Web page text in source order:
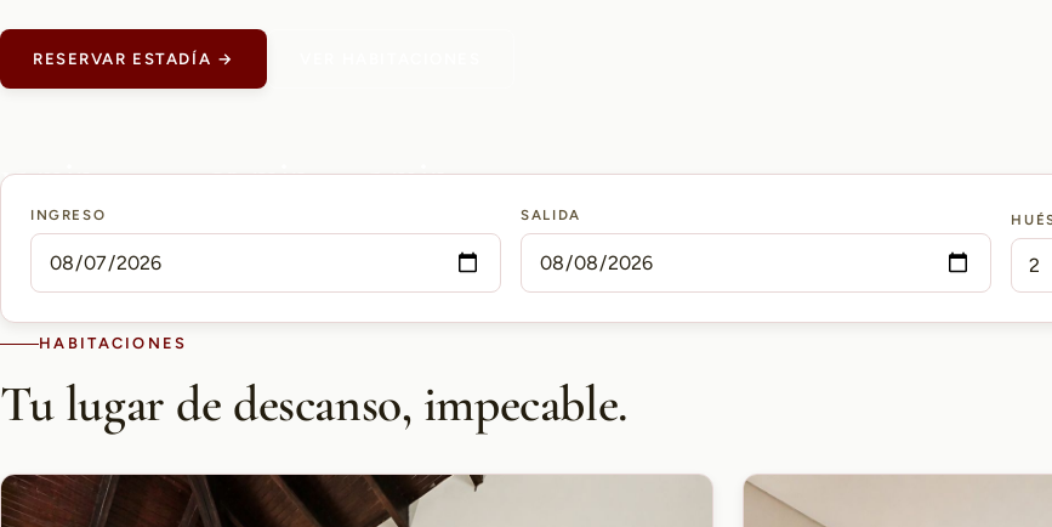
RESERVAR ESTADÍA →
15 min
AEROPUERTO PETTIROSSI
10 min 5 min
SHOPPING DEL SOL
INGRESO SALIDA
HABITACIONES
Tu lugar de descanso, impecable.